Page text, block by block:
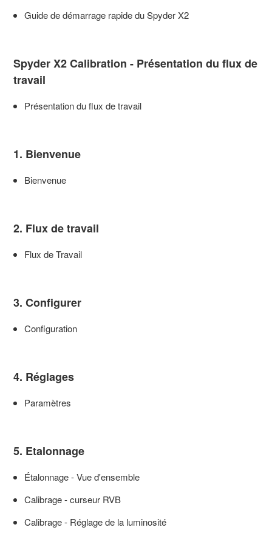
Spyder profilage d'imprimante
Spyder Accessoires
Informations sur le thème de la gestion des couleurs
Général
Datacolor LightColor Meter
Guide de démarrage rapide du Spyder X2
Spyder X2 Calibration - Présentation du flux de
travail
Présentation du flux de travail
1. Bienvenue
Bienvenue
2. Flux de travail
Flux de Travail
3. Configurer
Configuration
4. Réglages
Paramètres
5. Etalonnage
Étalonnage - Vue d'ensemble
Calibrage - curseur RVB
Calibrage - Réglage de la luminosité